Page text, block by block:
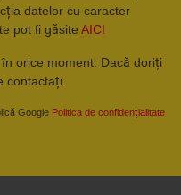
datelor cu caracter
pot fi găsite AICI
orice moment. Dacă doriți
contactați.
Google Politica de confidențialitate